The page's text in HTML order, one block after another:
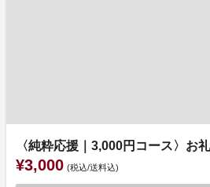
〈純粋応援｜3,000円コース〉お
¥3,000 (税込/送料込)